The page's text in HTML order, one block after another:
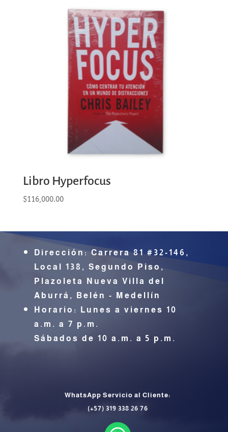
Libro Hyperfocus
$116,000.00
Dirección: Carrera 81 #32-146,
Local 138, Segundo Piso,
Plazoleta Nueva Villa del
Aburrá,
Belén - Medellín
Horario: Lunes a viernes 10
a.m. a 7 p.m.
Sábados de 10 a.m. a 5 p.m.
WhatsApp Servicio al Cliente:
(+57) 319 338 26 76